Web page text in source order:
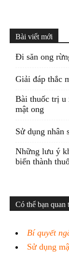
Bài viết mới
Đi săn ong
Giải đáp thắc
Bài thuốc trị u
mật ong
Sử dụng nhân
Những lưu ý
biến thành
Có thể bạn quan
Bí quyết
Sử dụng